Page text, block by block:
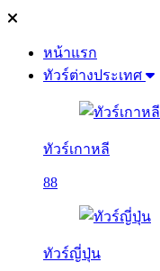
หน้าแรก
ทัวร์ต่างประเทศ
ทัวร์เกาหลี
88
ทัวร์ญี่ปุ่น